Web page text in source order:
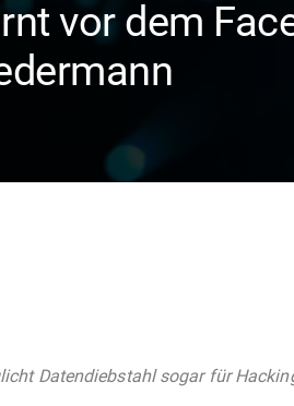
vor dem
Datendiebstahl sogar für